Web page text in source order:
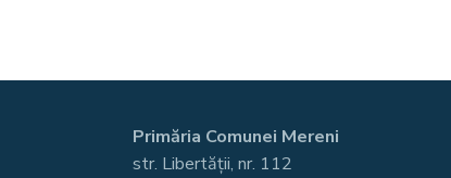
Primăria Comunei Mereni
str. Libertății, nr. 112